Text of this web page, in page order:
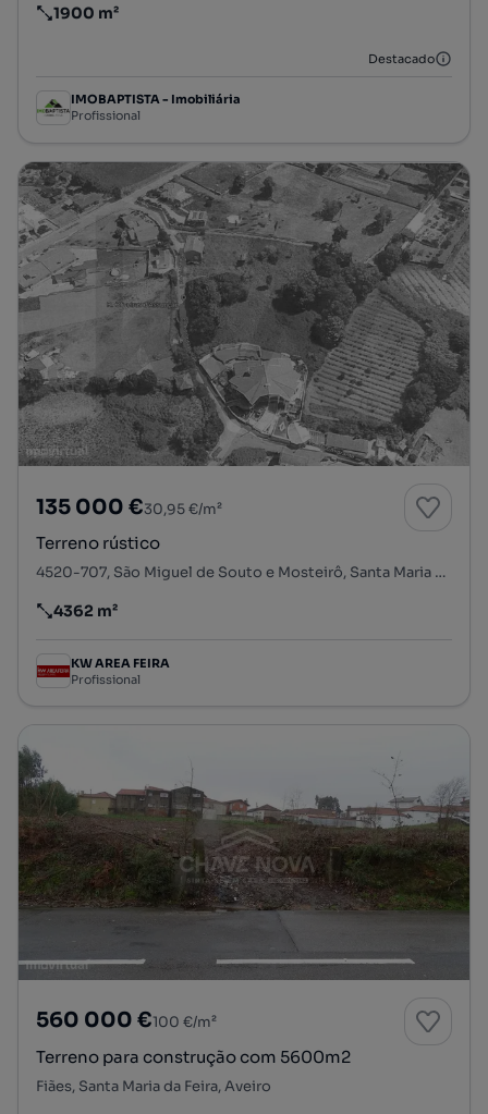
Preço por metro quadrado
1900 m²
Destacado
IMOBAPTISTA - Imobiliária
Profissional
135 000 €30,95 €/m²
Terreno rústico
4520-707, São Miguel de Souto e Mosteirô, Santa Maria da Feira, Aveiro
Preço por metro quadrado
4362 m²
KW AREA FEIRA
Profissional
560 000 €100 €/m²
Terreno para construção com 5600m2
Fiães, Santa Maria da Feira, Aveiro